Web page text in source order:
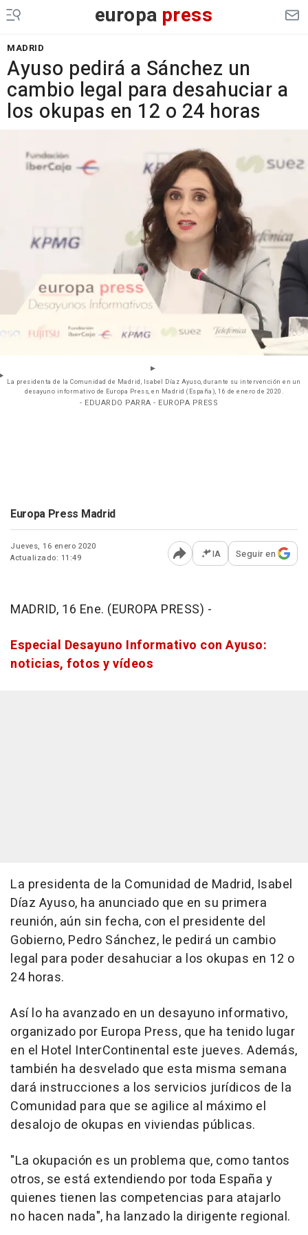
europa press
MADRID
Ayuso pedirá a Sánchez un
cambio legal para desahuciar a
los okupas en 12 o 24 horas
La presidenta de la Comunidad de Madrid, Isabel Díaz Ayuso, durante su intervención en un
desayuno informativo de Europa Press, en Madrid (España), 16 de enero de 2020.
- EDUARDO PARRA - EUROPA PRESS
Europa Press Madrid
Jueves, 16 enero 2020
Actualizado: 11:49
Abrir opciones para
IA Seguir en
MADRID, 16 Ene. (EUROPA PRESS) -
Especial Desayuno Informativo con Ayuso:
noticias, fotos y vídeos
La presidenta de la Comunidad de Madrid, Isabel
Díaz Ayuso, ha anunciado que en su primera
reunión, aún sin fecha, con el presidente del
Gobierno, Pedro Sánchez, le pedirá un cambio
legal para poder desahuciar a los okupas en 12 o
24 horas.
Así lo ha avanzado en un desayuno informativo,
organizado por Europa Press, que ha tenido lugar
en el Hotel InterContinental este jueves. Además,
también ha desvelado que esta misma semana
dará instrucciones a los servicios jurídicos de la
Comunidad para que se agilice al máximo el
desalojo de okupas en viviendas públicas.
"La okupación es un problema que, como tantos
otros, se está extendiendo por toda España y
quienes tienen las competencias para atajarlo
no hacen nada", ha lanzado la dirigente regional.